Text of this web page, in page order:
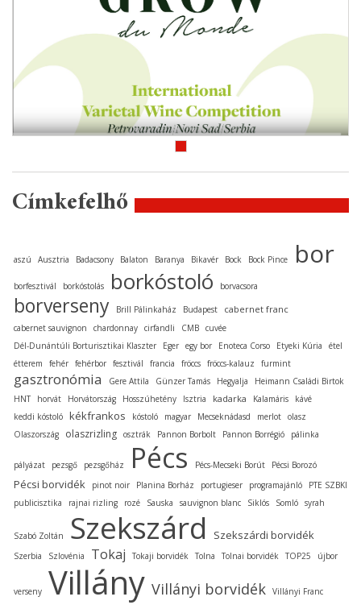
Címkefelhő
aszú Ausztria Badacsony Balaton Baranya Bikavér Bock Bock Pince bor
borfesztivál borkóstolás borkóstoló borvacsora
borverseny Brill Pálinkaház Budapest cabernet franc
cabernet sauvignon chardonnay cirfandli CMB cuvée
Dél-Dunántúli Borturisztikai Klaszter
Eger egy bor Enoteca Corso Etyeki Kúria
étel
étterem
fehér fehérbor fesztivál francia fröccs fröccs-kalauz furmint
gasztronómia Gere Attila Günzer Tamás Hegyalja
Heimann Családi Birtok
HNT
horvát Horvátország Hosszúhetény Isztria kadarka Kalamáris
kávé
keddi kóstoló kékfrankos kóstoló magyar Mecseknádasd merlot olasz
Olaszország
olaszrizling osztrák Pannon Borbolt Pannon Borrégió pálinka
pályázat pezsgő pezsgőház Pécs Pécs-Mecseki Borút Pécsi Borozó
Pécsi borvidék pinot noir Planina Borház portugieser programajánló
PTE SZBKI
publicisztika
rajnai rizling rozé Sauska sauvignon blanc Siklós Somló syrah
Szabó Zoltán Szekszárd Szekszárdi borvidék
Szerbia Szlovénia Tokaj Tokaji borvidék Tolna Tolnai borvidék TOP25 újbor
verseny Villány Villányi borvidék Villányi Franc